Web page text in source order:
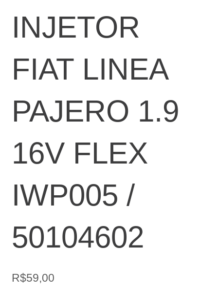
INJETOR
FIAT LINEA
PAJERO 1.9
16V FLEX
IWP005 /
50104602
R$59,00